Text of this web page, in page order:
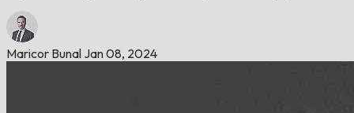
Maricor Bunal Jan 08, 2024